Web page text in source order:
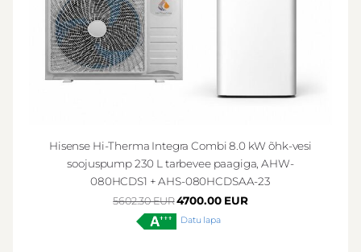
Hisense Hi-Therma Integra Combi 8.0 kW õhk-vesi
soojuspump 230 L tarbevee paagiga, AHW-
080HCDS1 + AHS-080HCDSAA-23
5602.30 EUR4700.00 EUR
Datu lapa